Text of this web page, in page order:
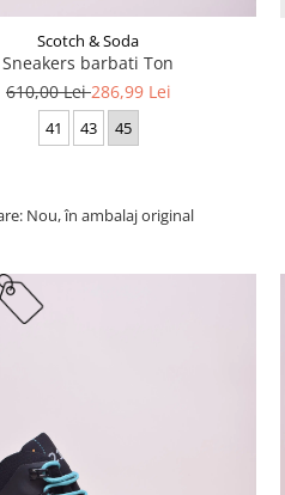
Scotch & Soda
Sneakers barbati Ton
610,00 Lei286,99 Lei
41 43 45
Nou, în ambalaj original